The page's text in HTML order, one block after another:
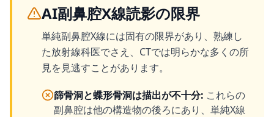
AI副鼻腔X線読影の限界
単純副鼻腔X線には固有の限界があり、熟練し
た放射線科医でさえ、CTでは明らかな多くの所
見を見逃すことがあります。
篩骨洞と蝶形骨洞は描出が不十分: これらの
副鼻腔は他の構造物の後ろにあり、単純X線